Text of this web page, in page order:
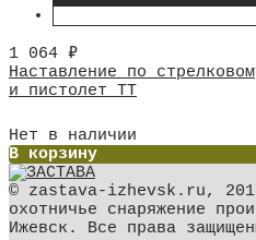
1 064 ₽
Наставление по
и пистолет ТТ
Нет в наличии
В корзину
© zastava-izhevsk.ru,
охотничье снаряжение
Ижевск. Все права